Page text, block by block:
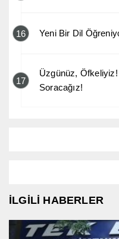
16 Yeni Bir Dil
17
Üzgünüz,
Soracağız!
İLGİLİ HABERLER